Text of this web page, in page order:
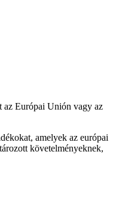
az Európai Unión vagy az
amelyek az európai
követelményeknek,